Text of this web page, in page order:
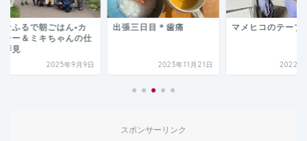
ふるで朝ごはん•カ
ー＆ミキちゃんの仕
見
2025年9月9日
出張三日目＊歯痛
2023年11月21日
マメヒコのテーブル
2022年5
スポンサーリンク